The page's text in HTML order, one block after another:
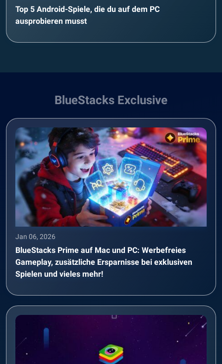
Top 5 Android-Spiele, die du auf dem PC
ausprobieren musst
BlueStacks Exclusive
Jan 06, 2026
BlueStacks Prime auf Mac und PC: Werbefreies
Gameplay, zusätzliche Ersparnisse bei exklusiven
Spielen und vieles mehr!